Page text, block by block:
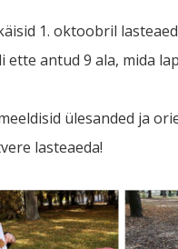
1. oktoobril
ette antud 9 ala, mida
ülesanded ja
lasteaeda!